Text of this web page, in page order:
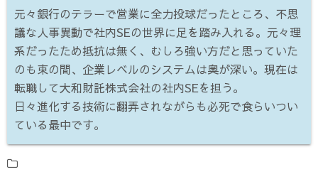
k
元々銀行のテラーで営業に全力投球だったところ、不思
議な人事異動で社内SEの世界に足を踏み入れる。元々理
系だったため抵抗は無く、むしろ強い方だと思っていた
のも束の間、企業レベルのシステムは奥が深い。現在は
転職して大和財託株式会社の社内SEを担う。
日々進化する技術に翻弄されながらも必死で食らいつい
ている最中です。